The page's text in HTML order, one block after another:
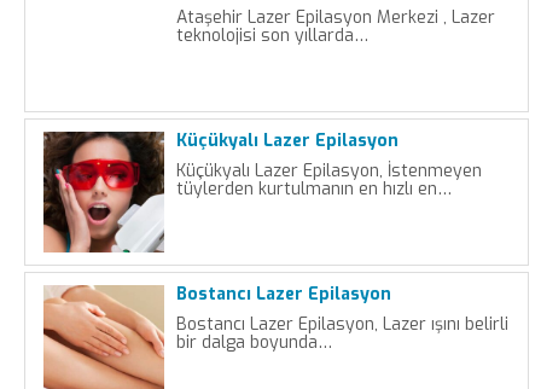
Ataşehir Lazer Epilasyon Merkezi , Lazer
teknolojisi son yıllarda…
Küçükyalı Lazer Epilasyon
Küçükyalı Lazer Epilasyon, İstenmeyen
tüylerden kurtulmanın en hızlı en…
Bostancı Lazer Epilasyon
Bostancı Lazer Epilasyon, Lazer ışını belirli
bir dalga boyunda…